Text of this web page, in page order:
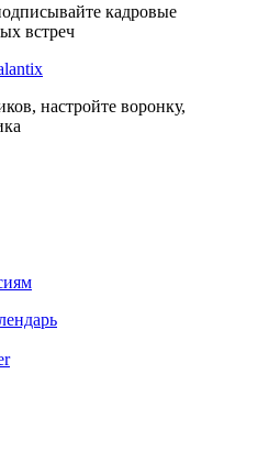
кадровые
встреч
настройте воронку,